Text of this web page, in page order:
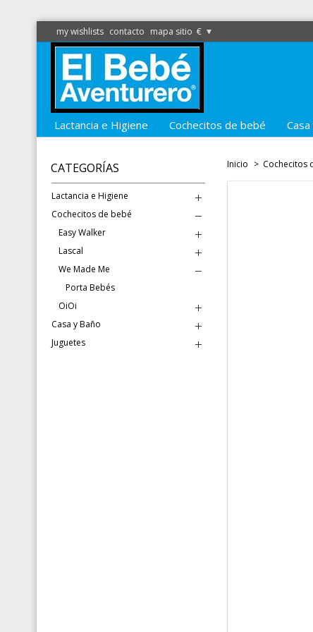
my wishlists contacto mapa sitio €
Lactancia e Higiene Cochecitos de bebé
CATEGORÍAS
Lactancia e Higiene
Cochecitos de bebé
Easy Walker
Lascal
We Made Me
Porta Bebés
OiOi
Casa y Baño
Juguetes
Inicio > Cochecitos